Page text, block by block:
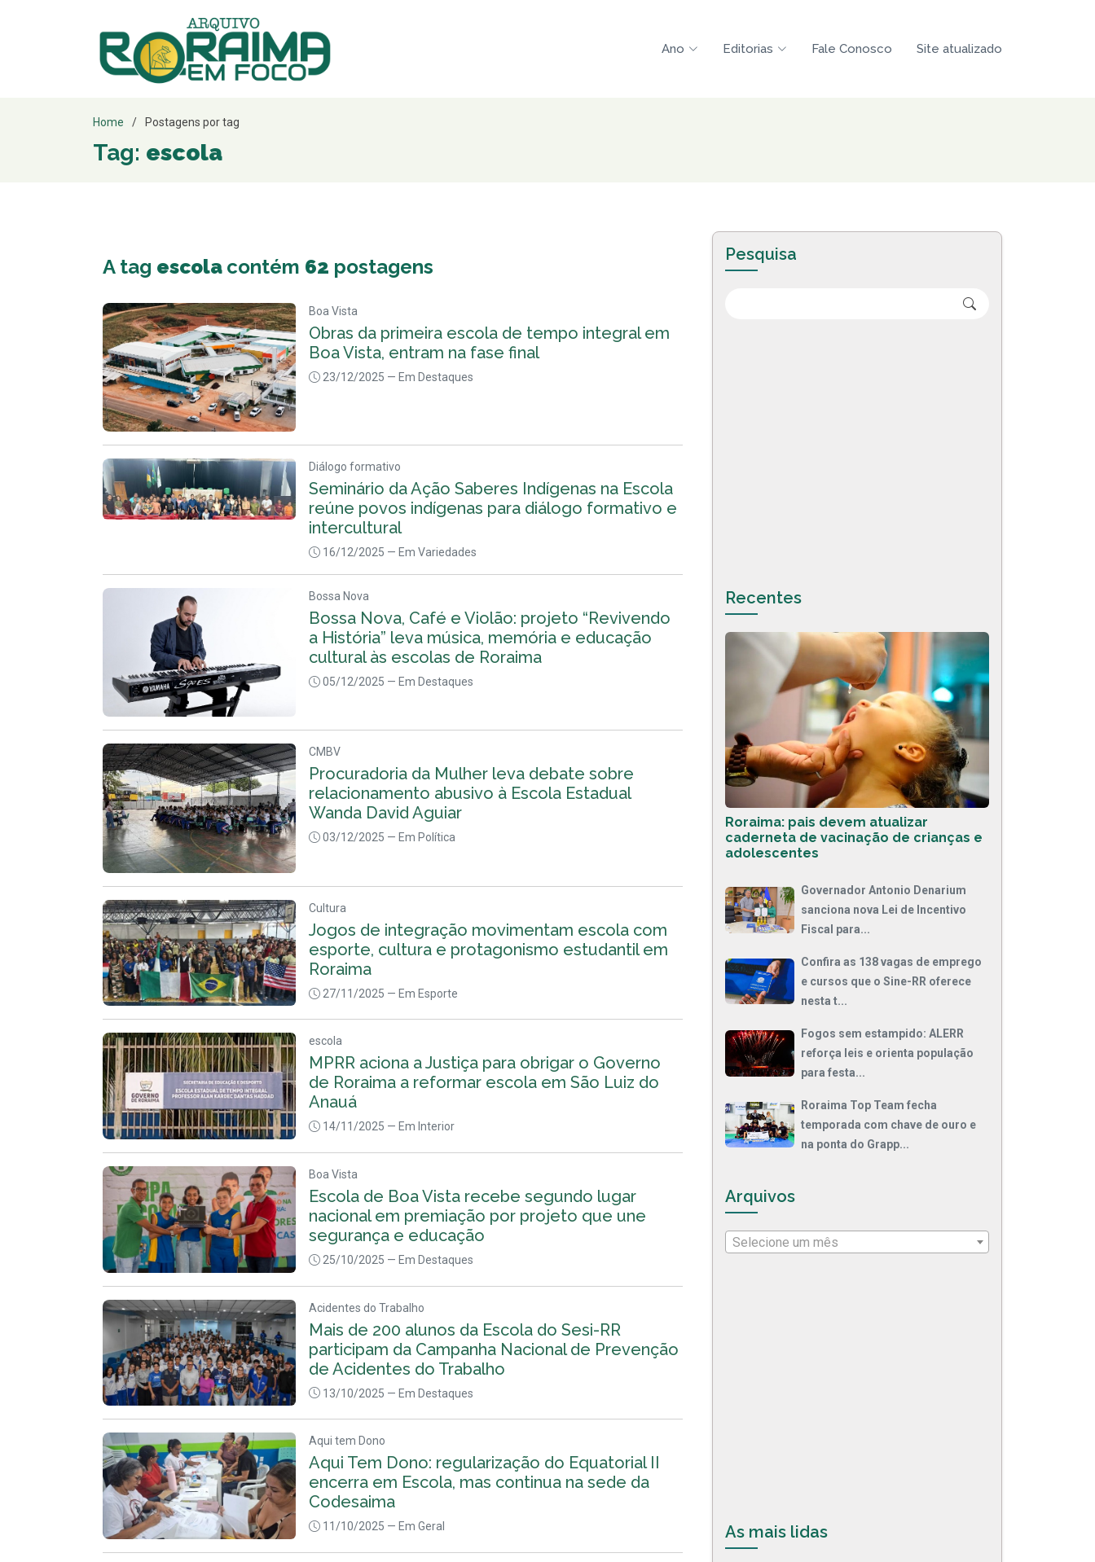
Ano Editorias Fale Conosco Site atualizado
Home Postagens por tag
Tag: escola
A tag escola contém 62 postagens
Boa Vista
Obras da primeira escola de tempo integral em
Boa Vista, entram na fase final
23/12/2025 — Em Destaques
Diálogo formativo
Seminário da Ação Saberes Indígenas na Escola
reúne povos indígenas para diálogo formativo e
intercultural
16/12/2025 — Em Variedades
Bossa Nova
Bossa Nova, Café e Violão: projeto “Revivendo
a História” leva música, memória e educação
cultural às escolas de Roraima
05/12/2025 — Em Destaques
CMBV
Procuradoria da Mulher leva debate sobre
relacionamento abusivo à Escola Estadual
Wanda David Aguiar
03/12/2025 — Em Política
Cultura
Jogos de integração movimentam escola com
esporte, cultura e protagonismo estudantil em
Roraima
27/11/2025 — Em Esporte
escola
MPRR aciona a Justiça para obrigar o Governo
de Roraima a reformar escola em São Luiz do
Anauá
14/11/2025 — Em Interior
Boa Vista
Escola de Boa Vista recebe segundo lugar
nacional em premiação por projeto que une
segurança e educação
25/10/2025 — Em Destaques
Acidentes do Trabalho
Mais de 200 alunos da Escola do Sesi-RR
participam da Campanha Nacional de Prevenção
de Acidentes do Trabalho
13/10/2025 — Em Destaques
Aqui tem Dono
Aqui Tem Dono: regularização do Equatorial II
encerra em Escola, mas continua na sede da
Codesaima
11/10/2025 — Em Geral
Pesquisa
Recentes
Roraima: pais devem atualizar
caderneta de vacinação de crianças e
adolescentes
Governador Antonio Denarium
sanciona nova Lei de Incentivo
Fiscal para...
Confira as 138 vagas de emprego
e cursos que o Sine-RR oferece
nesta t...
Fogos sem estampido: ALERR
reforça leis e orienta população
para festa...
Roraima Top Team fecha
temporada com chave de ouro e
na ponta do Grapp...
Arquivos
Selecione um mês
As mais lidas